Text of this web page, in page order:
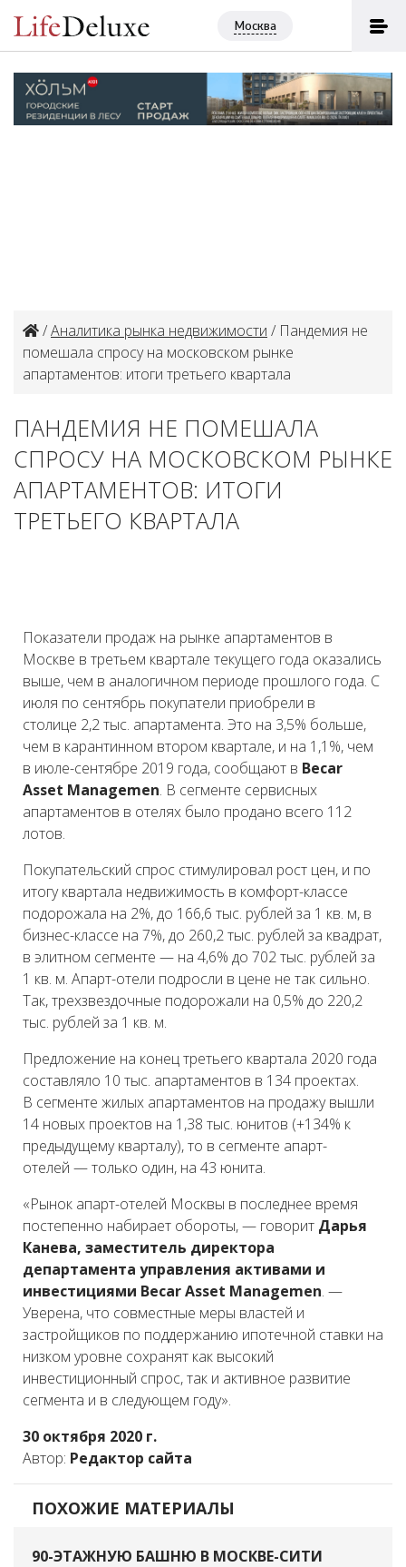
Москва
/Аналитика рынка недвижимости / Пандемия не
помешала спросу на московском рынке
апартаментов: итоги третьего квартала
ПАНДЕМИЯ НЕ ПОМЕШАЛА
СПРОСУ НА МОСКОВСКОМ РЫНКЕ
АПАРТАМЕНТОВ: ИТОГИ
ТРЕТЬЕГО КВАРТАЛА
Показатели продаж на рынке апартаментов в
Москве в третьем квартале текущего года оказались
выше, чем в аналогичном периоде прошлого года. С
июля по сентябрь покупатели приобрели в
столице 2,2 тыс. апартамента. Это на 3,5% больше,
чем в карантинном втором квартале, и на 1,1%, чем
в июле-сентябре 2019 года, сообщают в Becar
Asset Managemen. В сегменте сервисных
апартаментов в отелях было продано всего 112
лотов.
Покупательский спрос стимулировал рост цен, и по
итогу квартала недвижимость в комфорт-классе
подорожала на 2%, до 166,6 тыс. рублей за 1 кв. м, в
бизнес-классе на 7%, до 260,2 тыс. рублей за квадрат,
в элитном сегменте — на 4,6% до 702 тыс. рублей за
1 кв. м. Апарт-отели подросли в цене не так сильно.
Так, трехзвездочные подорожали на 0,5% до 220,2
тыс. рублей за 1 кв. м.
Предложение на конец третьего квартала 2020 года
составляло 10 тыс. апартаментов в 134 проектах.
В сегменте жилых апартаментов на продажу вышли
14 новых проектов на 1,38 тыс. юнитов (+134% к
предыдущему кварталу), то в сегменте апарт-
отелей — только один, на 43 юнита.
«Рынок апарт-отелей Москвы в последнее время
постепенно набирает обороты, — говорит Дарья
Канева, заместитель директора
департамента управления активами и
инвестициями Becar Asset Managemen. —
Уверена, что совместные меры властей и
застройщиков по поддержанию ипотечной ставки на
низком уровне сохранят как высокий
инвестиционный спрос, так и активное развитие
сегмента и в следующем году».
30 октября 2020 г.
Автор: Редактор сайта
ПОХОЖИЕ МАТЕРИАЛЫ
90-ЭТАЖНУЮ БАШНЮ В МОСКВЕ-СИТИ